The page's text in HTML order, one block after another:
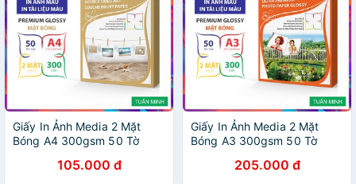
Giấy In Ảnh Media 2 Mặt
Bóng A4 300gsm 50 Tờ
105.000 đ
Giấy In Ảnh Media 2 Mặt
Bóng A3 300gsm 50 Tờ
205.000 đ